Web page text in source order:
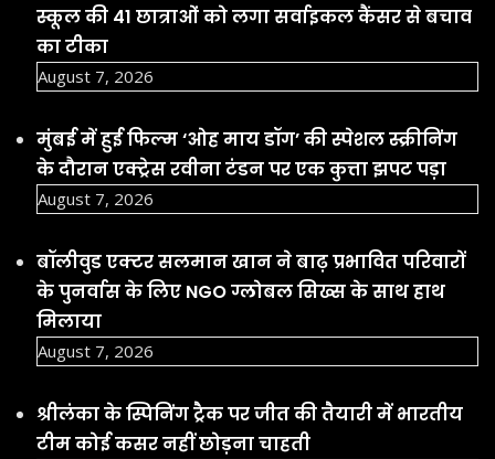
स्कूल की 41 छात्राओं को लगा सर्वाइकल कैंसर से बचाव
का टीका
August 7, 2026
मुंबई में हुई फिल्म ‘ओह माय डॉग’ की स्पेशल स्क्रीनिंग
के दौरान एक्ट्रेस रवीना टंडन पर एक कुत्ता झपट पड़ा
August 7, 2026
बॉलीवुड एक्टर सलमान खान ने बाढ़ प्रभावित परिवारों
के पुनर्वास के लिए NGO ग्लोबल सिख्स के साथ हाथ
मिलाया
August 7, 2026
श्रीलंका के स्पिनिंग ट्रैक पर जीत की तैयारी में भारतीय
टीम कोई कसर नहीं छोड़ना चाहती